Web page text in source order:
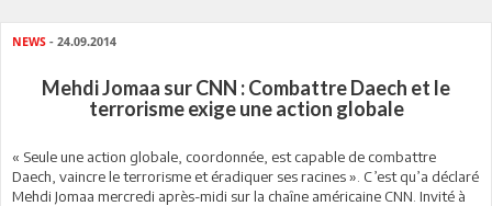
NEWS - 24.09.2014
Mehdi Jomaa sur CNN : Combattre Daech et le
terrorisme exige une action globale
« Seule une action globale, coordonnée, est capable de combattre
Daech, vaincre le terrorisme et éradiquer ses racines ». C’est qu’a déclaré
Mehdi Jomaa mercredi après-midi sur la chaîne américaine CNN. Invité à